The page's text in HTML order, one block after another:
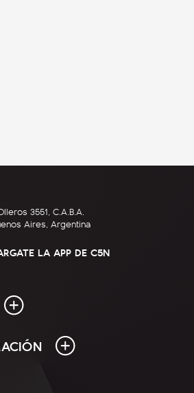
3551, C.A.B.A.
Aires, Argentina
LA APP DE C5N